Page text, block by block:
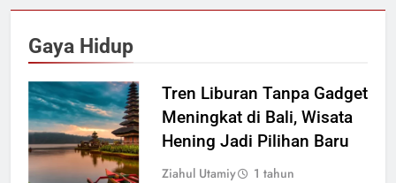
Gaya Hidup
Tren Liburan Tanpa Gadget
Meningkat di Bali, Wisata
Hening Jadi Pilihan Baru
Ziahul Utamiy
1 tahun